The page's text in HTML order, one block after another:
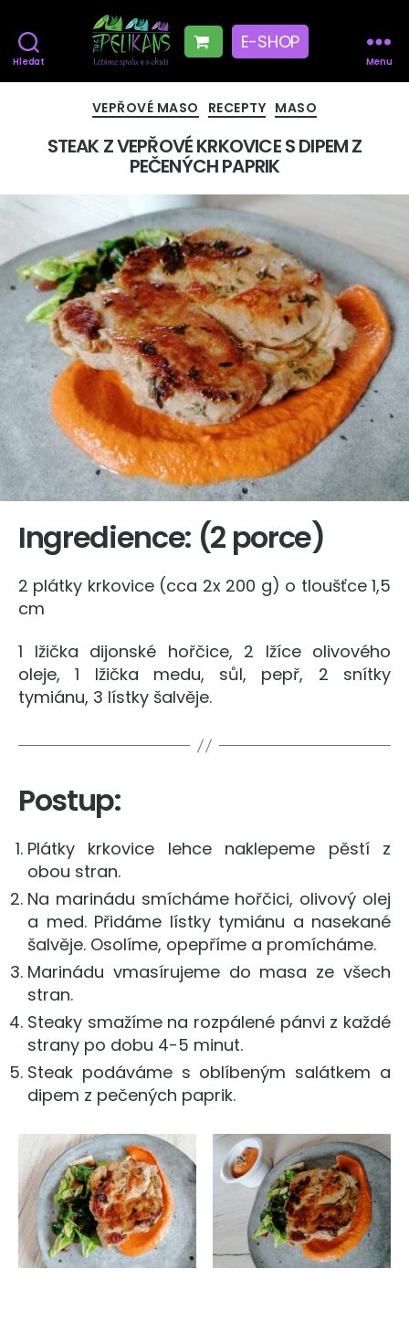
Hledat
The
Pelikans
E-SHOP
Menu
Rubriky
VEPŘOVÉ MASO RECEPTY MASO
STEAK Z VEPŘOVÉ KRKOVICE S DIPEM Z
PEČENÝCH PAPRIK
Ingredience: (2 porce)
2 plátky krkovice (cca 2x 200 g) o tloušťce 1,5
cm
1 lžička dijonské hořčice, 2 lžíce olivového
oleje, 1 lžička medu, sůl, pepř, 2 snítky
tymiánu, 3 lístky šalvěje.
Postup:
Plátky krkovice lehce naklepeme pěstí z
obou stran.
Na marinádu smícháme hořčici, olivový olej
a med. Přidáme lístky tymiánu a nasekané
šalvěje. Osolíme, opepříme a promícháme.
Marinádu vmasírujeme do masa ze všech
stran.
Steaky smažíme na rozpálené pánvi z každé
strany po dobu 4-5 minut.
Steak podáváme s oblíbeným salátkem a
dipem z pečených paprik.